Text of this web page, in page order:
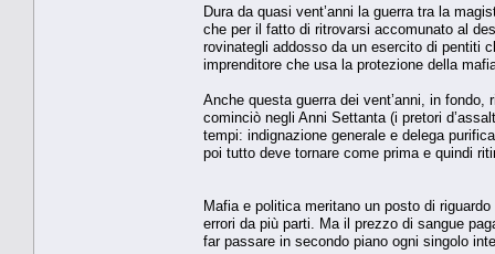
Dura da quasi vent’anni la guerra tra la
che per il fatto di ritrovarsi accomunato al
rovinategli addosso da un esercito di pentiti
imprenditore che usa la protezione della
Anche questa guerra dei vent’anni, in
cominciò negli Anni Settanta (i pretori
tempi: indignazione generale e delega
poi tutto deve tornare come prima e quindi
Mafia e politica meritano un posto di
errori da più parti. Ma il prezzo di sangue
far passare in secondo piano ogni singolo